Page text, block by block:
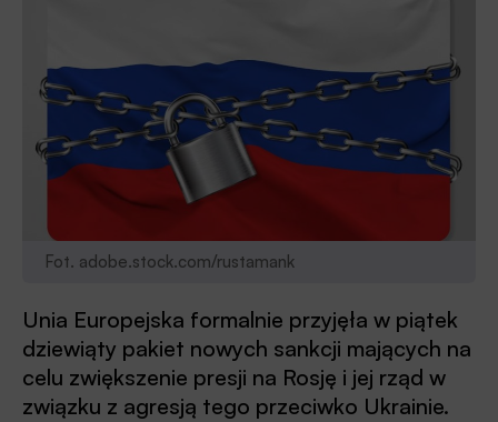
Fot. adobe.stock.com/rustamank
Unia Europejska formalnie przyjęła w piątek
dziewiąty pakiet nowych sankcji mających na
celu zwiększenie presji na Rosję i jej rząd w
związku z agresją tego przeciwko Ukrainie.